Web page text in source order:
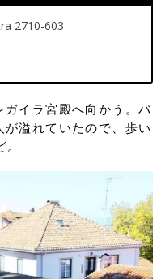
2710-603
ガイラ宮殿へ向かう。バ
溢れていたので、歩い